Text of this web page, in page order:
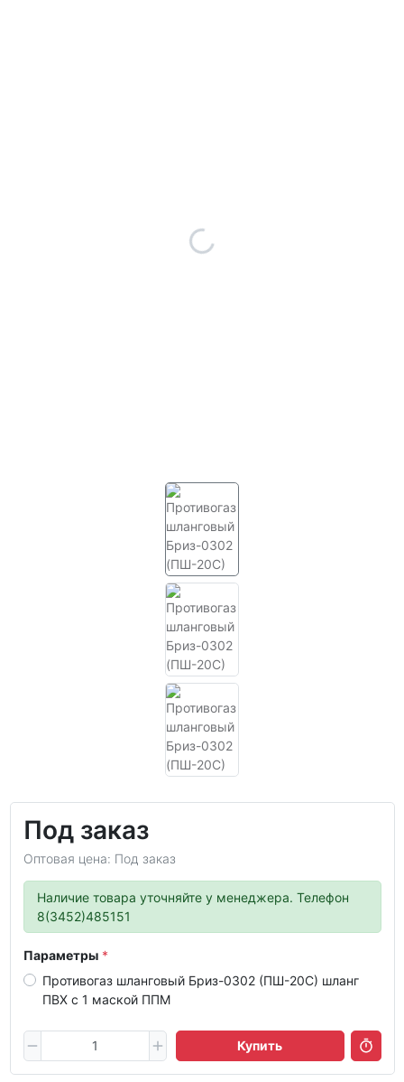
Под заказ
Оптовая цена: Под заказ
Наличие товара уточняйте у менеджера. Телефон
8(3452)485151
Параметры
Противогаз шланговый Бриз-0302 (ПШ-20С) шланг
ПВХ с 1 маской ППМ
Купить